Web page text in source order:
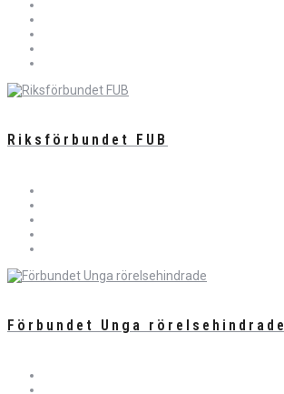
Riksförbundet FUB
Förbundet Unga rörelsehindrade